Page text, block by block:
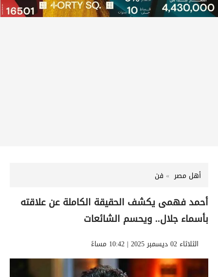
أهل مصر فن
أحمد فهمى يكشف الحقيقة الكاملة عن علاقته
بأسماء جلال.. ويحسم الشائعات
الثلاثاء 02 ديسمبر 2025 | 10:42 مساءً